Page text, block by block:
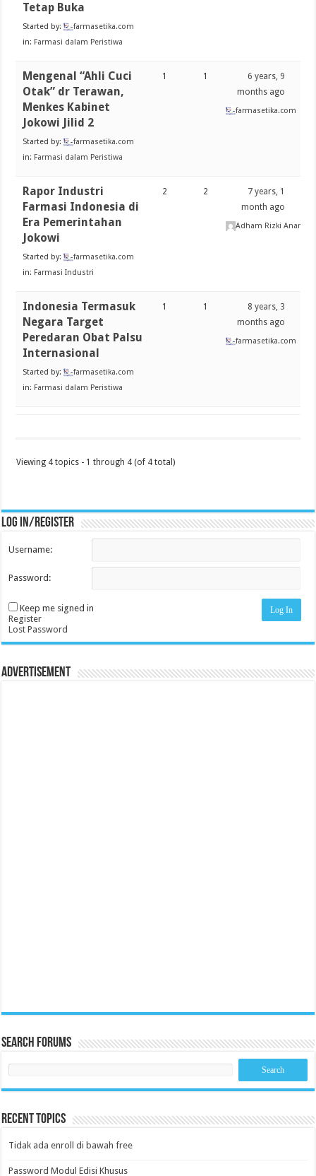
Tetap Buka
Started by:
farmasetika.com
in: Farmasi dalam Peristiwa
Mengenal “Ahli Cuci
Otak” dr Terawan,
Menkes Kabinet
Jokowi Jilid 2
Started by:
farmasetika.com
in: Farmasi dalam Peristiwa
1 1
6 years, 9
months ago
farmasetika.com
Rapor Industri
Farmasi Indonesia di
Era Pemerintahan
Jokowi
Started by:
farmasetika.com
in: Farmasi Industri
2 2
7 years, 1
month ago
Adham Rizki Ananda
Indonesia Termasuk
Negara Target
Peredaran Obat Palsu
Internasional
Started by:
farmasetika.com
in: Farmasi dalam Peristiwa
1 1
8 years, 3
months ago
farmasetika.com
Viewing 4 topics - 1 through 4 (of 4 total)
Log in/register
Username:
Password:
Keep me signed in Log In
Register
Lost Password
Advertisement
Search Forums
Recent Topics
Tidak ada enroll di bawah free
Password Modul Edisi Khusus